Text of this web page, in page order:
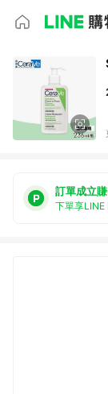
訂單成立
下單享LINE